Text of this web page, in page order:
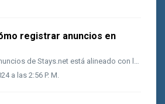
registrar anuncios en
El registro de anuncios de Stays.net está alineado con los campos de los principales canales de venta del mercado, por lo que es necesario prestar atención ...
a las 2:56 P. M.